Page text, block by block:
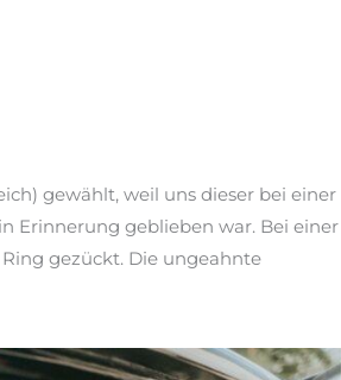
gewählt, weil uns dieser bei einer
Erinnerung geblieben war. Bei einer
gezückt. Die ungeahnte